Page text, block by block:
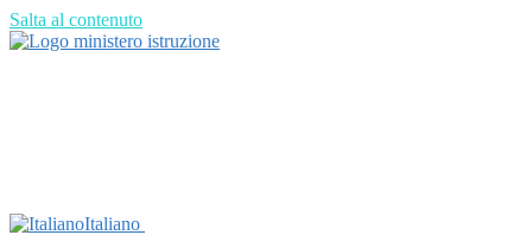
Salta al contenuto
Italiano